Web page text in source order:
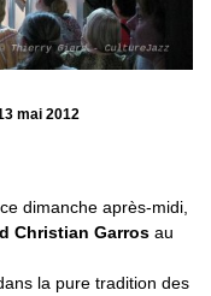
mai 2012
dimanche après-midi,
Christian Garros au
la pure tradition des